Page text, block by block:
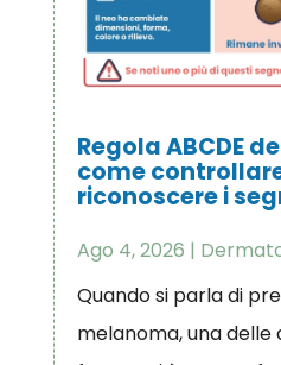
Regola ABCDE
come
riconoscere i
Ago 4, 2026 |
Quando si parla di
melanoma, una delle